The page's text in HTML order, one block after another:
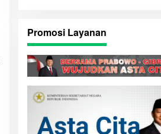
Promosi Layanan